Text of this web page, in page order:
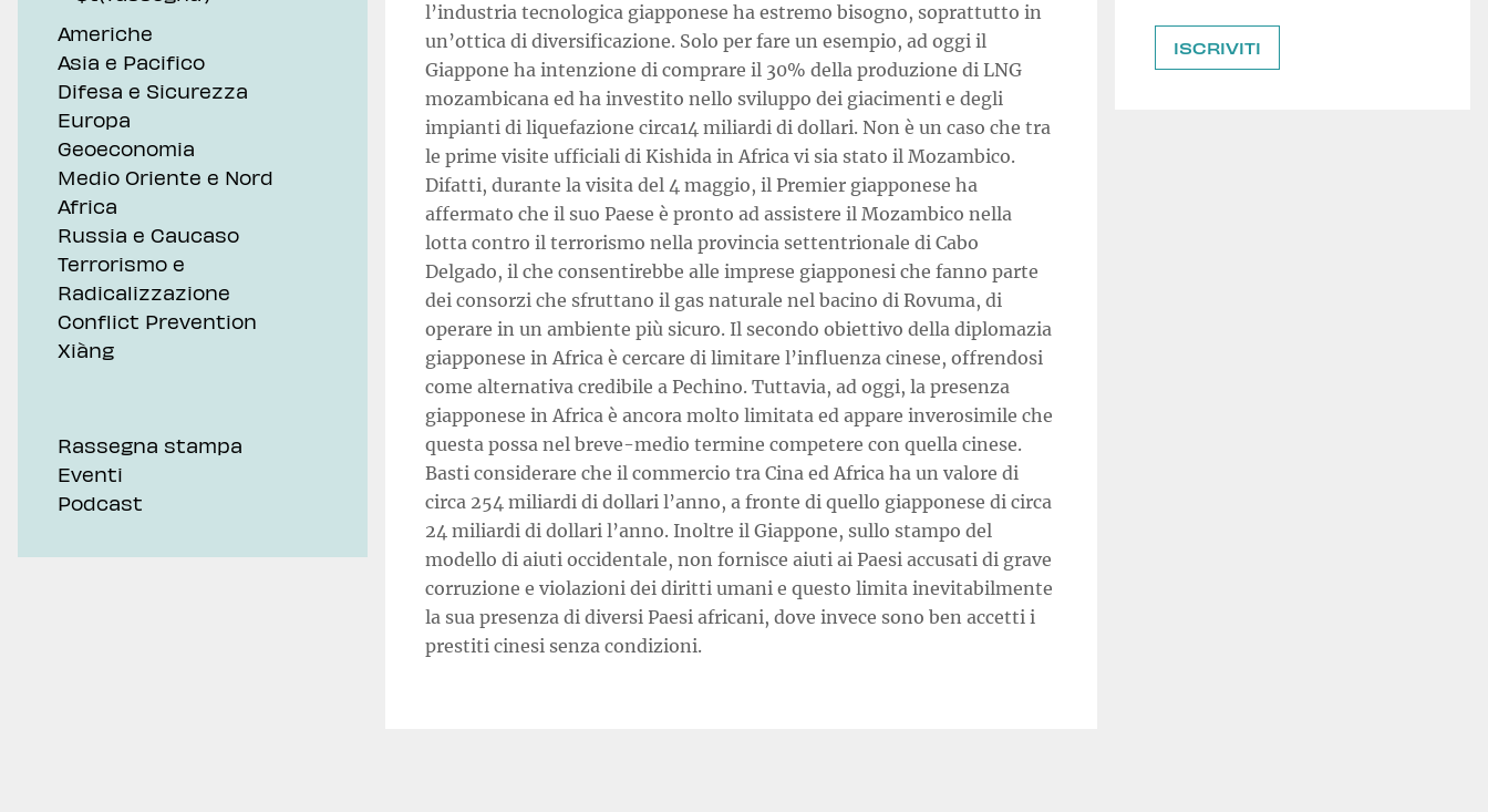
Americhe
Asia e Pacifico
Difesa e Sicurezza
Europa
Geoeconomia
Medio Oriente e Nord
Africa
Russia e Caucaso
Terrorismo e
Radicalizzazione
Conflict Prevention
Xiàng
Rassegna stampa
Eventi
Podcast
l’industria tecnologica giapponese ha estremo bisogno, soprattutto in
un’ottica di diversificazione. Solo per fare un esempio, ad oggi il
Giappone ha intenzione di comprare il 30% della produzione di LNG
mozambicana ed ha investito nello sviluppo dei giacimenti e degli
impianti di liquefazione circa14 miliardi di dollari. Non è un caso che tra
le prime visite ufficiali di Kishida in Africa vi sia stato il Mozambico.
Difatti, durante la visita del 4 maggio, il Premier giapponese ha
affermato che il suo Paese è pronto ad assistere il Mozambico nella
lotta contro il terrorismo nella provincia settentrionale di Cabo
Delgado, il che consentirebbe alle imprese giapponesi che fanno parte
dei consorzi che sfruttano il gas naturale nel bacino di Rovuma, di
operare in un ambiente più sicuro. Il secondo obiettivo della diplomazia
giapponese in Africa è cercare di limitare l’influenza cinese, offrendosi
come alternativa credibile a Pechino. Tuttavia, ad oggi, la presenza
giapponese in Africa è ancora molto limitata ed appare inverosimile che
questa possa nel breve-medio termine competere con quella cinese.
Basti considerare che il commercio tra Cina ed Africa ha un valore di
circa 254 miliardi di dollari l’anno, a fronte di quello giapponese di circa
24 miliardi di dollari l’anno. Inoltre il Giappone, sullo stampo del
modello di aiuti occidentale, non fornisce aiuti ai Paesi accusati di grave
corruzione e violazioni dei diritti umani e questo limita inevitabilmente
la sua presenza di diversi Paesi africani, dove invece sono ben accetti i
prestiti cinesi senza condizioni.